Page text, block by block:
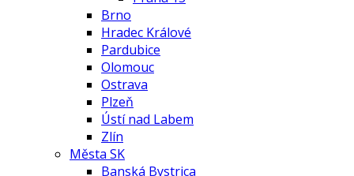
Brno
Hradec Králové
Pardubice
Olomouc
Ostrava
Plzeň
Ústí nad Labem
Zlín
Města SK
Banská Bystrica